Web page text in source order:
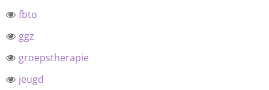
fbto
ggz
groepstherapie
jeugd